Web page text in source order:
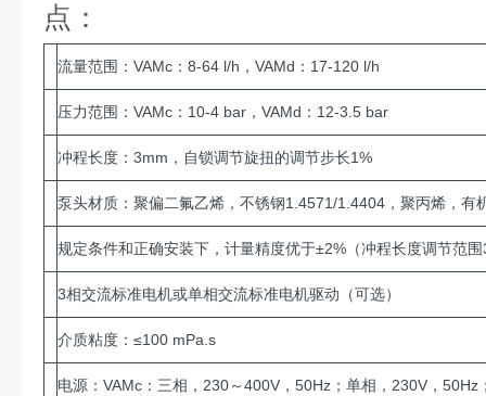
点：
流量范围：VAMc：8-64 l/h，VAMd：17-120 l/h
压力范围：VAMc：10-4 bar，VAMd：12-3.5 bar
冲程长度：3mm，自锁调节旋扭的调节步长1%
泵头材质：聚偏二氟乙烯，不锈钢1.4571/1.4404，聚丙烯，有
规定条件和正确安装下，计量精度优于±2%（冲程长度调节范
3相交流标准电机或单相交流标准电机驱动（可选）
介质粘度：≤100 mPa.s
电源：VAMc：三相，230～400V，50Hz；单相，230V，50Hz